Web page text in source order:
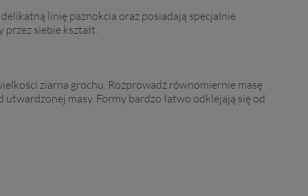
linię paznokcia oraz posiadają specjalnie
siebie kształt.
ziarna grochu. Rozprowadź równomiernie masę
masy. Formy bardzo łatwo odklejają się od